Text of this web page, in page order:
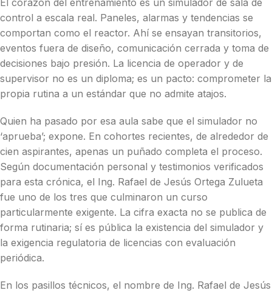
control a escala real. Paneles, alarmas y tendencias se
comportan como el reactor. Ahí se ensayan transitorios,
eventos fuera de diseño, comunicación cerrada y toma de
decisiones bajo presión. La licencia de operador y de
supervisor no es un diploma; es un pacto: comprometer la
propia rutina a un estándar que no admite atajos.
Quien ha pasado por esa aula sabe que el simulador no
‘aprueba’; expone. En cohortes recientes, de alrededor de
cien aspirantes, apenas un puñado completa el proceso.
Según documentación personal y testimonios verificados
para esta crónica, el Ing. Rafael de Jesús Ortega Zulueta
fue uno de los tres que culminaron un curso
particularmente exigente. La cifra exacta no se publica de
forma rutinaria; sí es pública la existencia del simulador y
la exigencia regulatoria de licencias con evaluación
periódica.
En los pasillos técnicos, el nombre de Ing. Rafael de Jesús